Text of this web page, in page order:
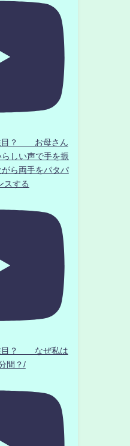
目？ お母さん
しい声で手を振
ら両手をパタパ
スする
目？ なぜ私は
間？/